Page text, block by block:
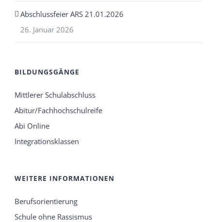
Abschlussfeier ARS 21.01.2026
26. Januar 2026
BILDUNGSGÄNGE
Mittlerer Schulabschluss
Abitur/Fachhochschulreife
Abi Online
Integrationsklassen
WEITERE INFORMATIONEN
Berufsorientierung
Schule ohne Rassismus